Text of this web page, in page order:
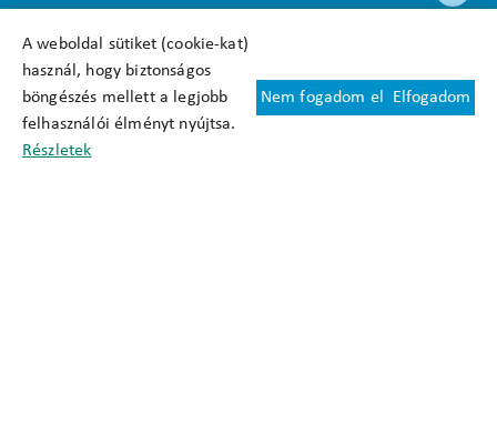
A weboldal sütiket (cookie-kat)
használ, hogy biztonságos
böngészés mellett a legjobb
felhasználói élményt nyújtsa.
Részletek
Nem fogadom el Elfogadom
Felhasználási feltételek